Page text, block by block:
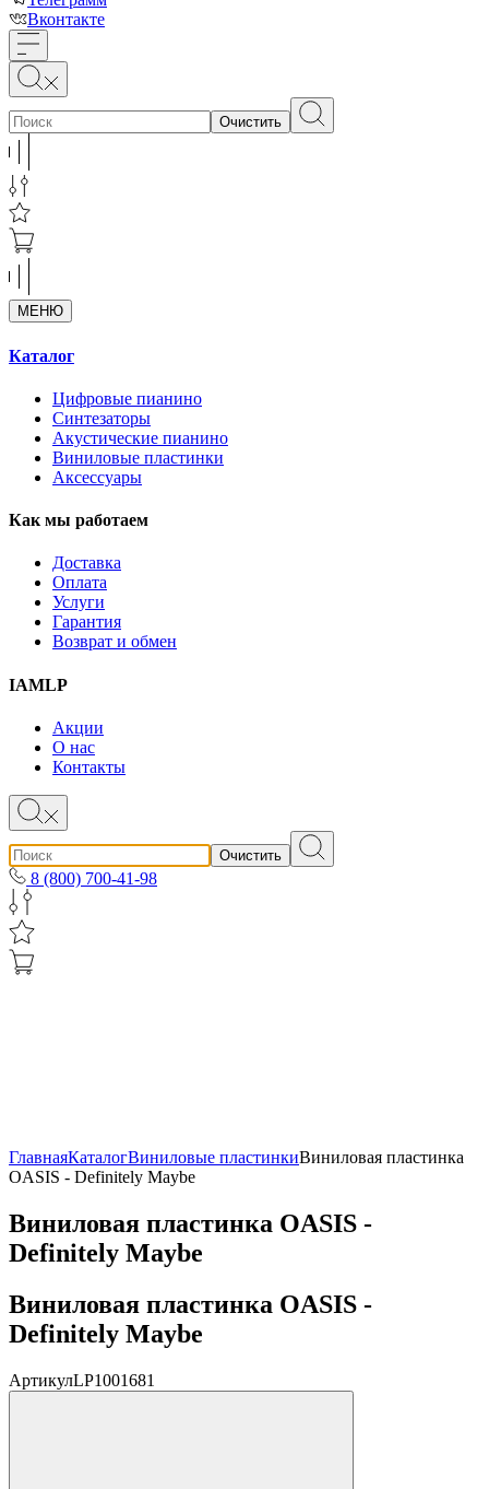
Вконтакте
Очистить
МЕНЮ
Каталог
Цифровые пианино
Синтезаторы
Акустические пианино
Виниловые пластинки
Аксессуары
Как мы работаем
Доставка
Оплата
Услуги
Гарантия
Возврат и обмен
IAMLP
Акции
О нас
Контакты
Очистить
8 (800) 700-41-98
ГлавнаяКаталогВиниловые пластинкиВиниловая пластинка
OASIS - Definitely Maybe
Виниловая пластинка OASIS -
Definitely Maybe
Виниловая пластинка OASIS -
Definitely Maybe
АртикулLP1001681